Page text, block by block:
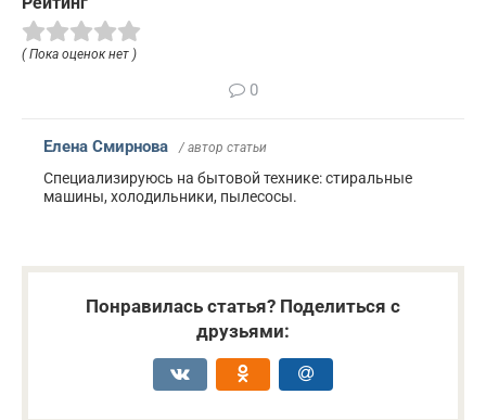
( Пока оценок нет )
0
Елена Смирнова / автор статьи
Специализируюсь на бытовой технике: стиральные
машины, холодильники, пылесосы.
Понравилась статья? Поделиться с
друзьями: